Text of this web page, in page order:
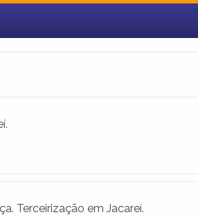
Terceirização em Jacareí.